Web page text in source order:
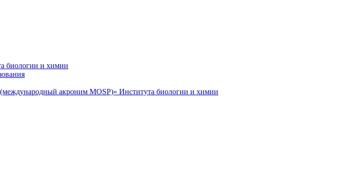
биологии и химии
акроним MOSP)» Института биологии и химии